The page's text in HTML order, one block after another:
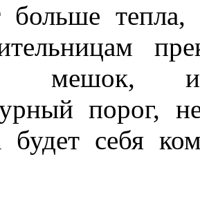
больше
мешок,
порог,
себя